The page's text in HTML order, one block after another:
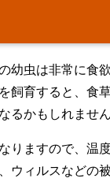
幼虫は非常に食
飼育すると、食
るかもしれません
りますので、温
ウィルスなどの